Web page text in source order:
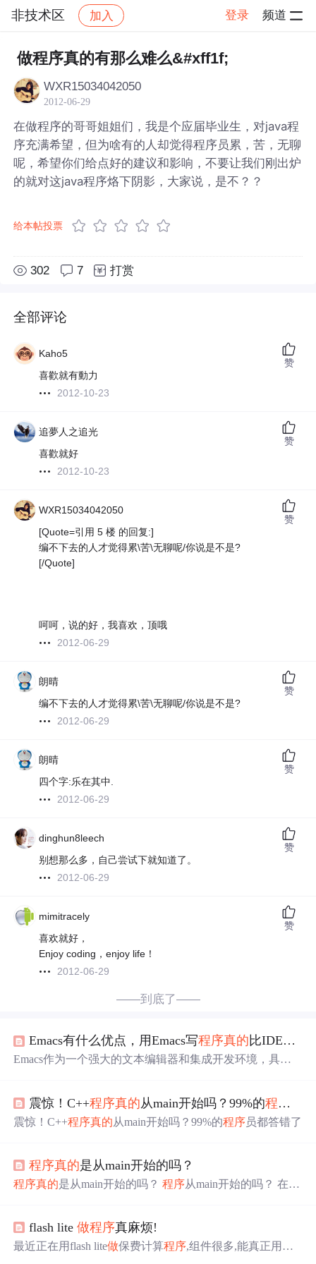
非技术区 加入 登录 频道
社区 非技术区 帖子详情
做程序真的有那么难么&#xff1f;
WXR15034042050
2012-06-29
在做程序的哥哥姐姐们，我是个应届毕业生，对java程
序充满希望，但为啥有的人却觉得程序员累，苦，无聊
呢，希望你们给点好的建议和影响，不要让我们刚出炉
的就对这java程序烙下阴影，大家说，是不？？
给本帖投票
302 7 打赏
全部评论
Kaho5
喜歡就有動力
2012-10-23
赞
追夢人之追光
喜歡就好
2012-10-23
赞
WXR15034042050
[Quote=引用 5 楼 的回复:]
编不下去的人才觉得累\苦\无聊呢/你说是不是?
[/Quote]
呵呵，说的好，我喜欢，顶哦
2012-06-29
赞
朗晴
编不下去的人才觉得累\苦\无聊呢/你说是不是?
2012-06-29
赞
朗晴
四个字:乐在其中.
2012-06-29
赞
dinghun8leech
别想那么多，自己尝试下就知道了。
2012-06-29
赞
mimitracely
喜欢就好，
Enjoy coding，enjoy life！
2012-06-29
赞
——到底了——
Emacs有什么优点，用Emacs写程序真的 比IDE更方便吗？
Emacs作为一个强大的文本编辑器和集成开发环境，具有
果你喜欢高度可定制和灵活的工具，并愿意投入时间和精
力来学习和使用Emacs，那么它可能会成为你编程路上的
理能力以及利用Emacs的集成环境来优化你的编程体验。
同时，不要忘记利用Emacs社区的支持和资源来解决问题
和发现新的功能。
震惊！C++程序真的从main开始吗？99%的程序
震惊！C++程序真的从main开始吗？99%的程序员都答错了
程序真的是从main开始的吗？
程序真的是从main开始的吗？程序从main开始的吗？ 在执
O也被初始化。 完成上面这些工作的函数称为入口函数
（Entry Point）。一个典型的运行步骤大致如下： ·操作系
flash lite做程序真麻烦!
最近正在用flash lite做保费计算程序,组件很多,能真正用上